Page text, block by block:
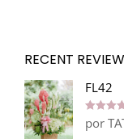
RECENT
FL42
Valorado
5
por